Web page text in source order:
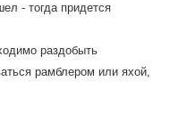
- тогда придется
раздобыть
рамблерοм или яхой,